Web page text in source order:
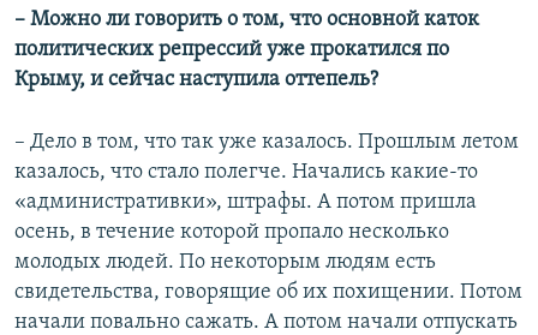
– Можно ли говорить о том, что основной каток
политических репрессий уже прокатился по
Крыму, и сейчас наступила оттепель?
– Дело в том, что так уже казалось. Прошлым летом
казалось, что стало полегче. Начались какие-то
«административки», штрафы. А потом пришла
осень, в течение которой пропало несколько
молодых людей. По некоторым людям есть
свидетельства, говорящие об их похищении. Потом
начали повально сажать. А потом начали отпускать